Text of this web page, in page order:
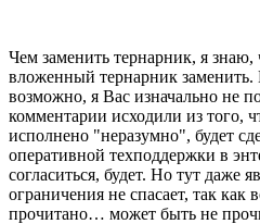
Чем заменить тернарник, я
вложенный тернарник
возможно, я Вас изначально не
комментарии исходили из того,
исполнено "неразумно", будет
оперативной техподдержки в
согласиться, будет. Но тут даже
ограничения не спасает, так как
прочитано… может быть не